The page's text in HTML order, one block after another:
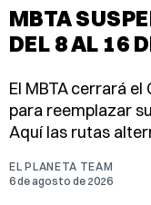
MBTA
DEL 8 AL 16
El MBTA cerrará
para reemplazar
Aquí las rutas
EL PLANETA TEAM
6 de agosto de 2026